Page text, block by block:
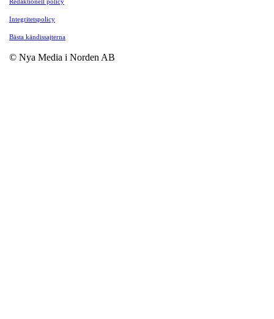
Integritetspolicy
Bästa kändissajterna
© Nya Media i Norden AB